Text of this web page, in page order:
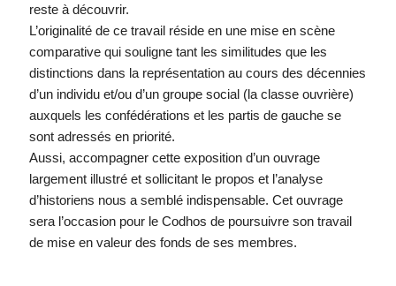
reste à découvrir.
L’originalité de ce travail réside en une mise en scène
comparative qui souligne tant les similitudes que les
distinctions dans la représentation au cours des décennies
d’un individu et/ou d’un groupe social (la classe ouvrière)
auxquels les confédérations et les partis de gauche se
sont adressés en priorité.
Aussi, accompagner cette exposition d’un ouvrage
largement illustré et sollicitant le propos et l’analyse
d’historiens nous a semblé indispensable. Cet ouvrage
sera l’occasion pour le Codhos de poursuivre son travail
de mise en valeur des fonds de ses membres.